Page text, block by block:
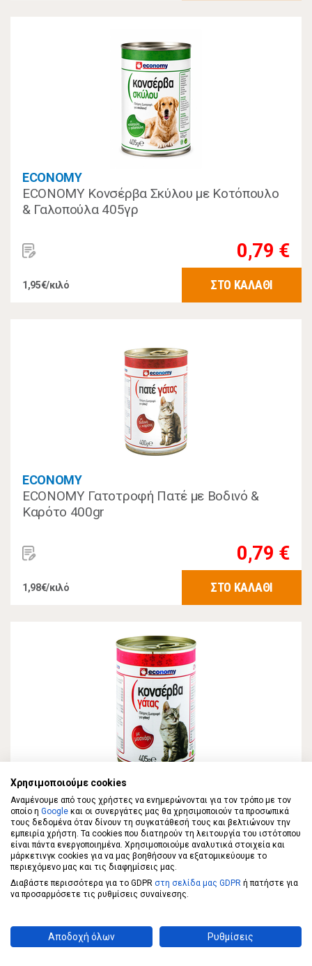
ECONOMY
ECONOMY Κονσέρβα Σκύλου με Κοτόπουλο
& Γαλοπούλα 405γρ
0,79 €
1,95€/κιλό ΣΤΟ ΚΑΛΑΘΙ
ECONOMY
ECONOMY Γατοτροφή Πατέ με Βοδινό &
Καρότο 400gr
0,79 €
1,98€/κιλό ΣΤΟ ΚΑΛΑΘΙ
ECONOMY
ECONOMY Υγρή Γατοτροφή με Μοσχάρι
405gr
0,79 €
1,95€/κιλό ΣΤΟ ΚΑΛΑΘΙ
Χρησιμοποιούμε cookies
Αναμένουμε από τους χρήστες να ενημερώνονται για τον τρόπο με τον
οποίο η Google και οι συνεργάτες μας θα χρησιμοποιούν τα προσωπικά
τους δεδομένα όταν δίνουν τη συγκατάθεσή τους και βελτιώνουν την
εμπειρία χρήστη. Τα cookies που διατηρούν τη λειτουργία του ιστότοπου
είναι πάντα ενεργοποιημένα. Χρησιμοποιούμε αναλυτικά στοιχεία και
μάρκετινγκ cookies για να μας βοηθήσουν να εξατομικεύουμε το
περιεχόμενο μας και τις διαφημίσεις μας.
Διαβάστε περισσότερα για το GDPR στη σελίδα μας GDPR ή πατήστε για
να προσαρμόσετε τις ρυθμίσεις συναίνεσης.
Αποδοχή όλων Ρυθμίσεις